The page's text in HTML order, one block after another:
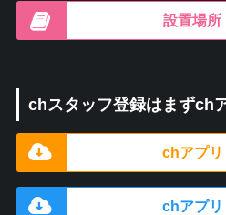
設置場所
chスタッフ登録はまずch
chアプリ
chアプリ